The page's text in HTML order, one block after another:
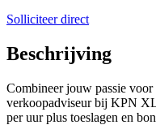
Solliciteer direct
Beschrijving
Combineer jouw passie voor
verkoopadviseur bij KPN
per uur plus toeslagen en